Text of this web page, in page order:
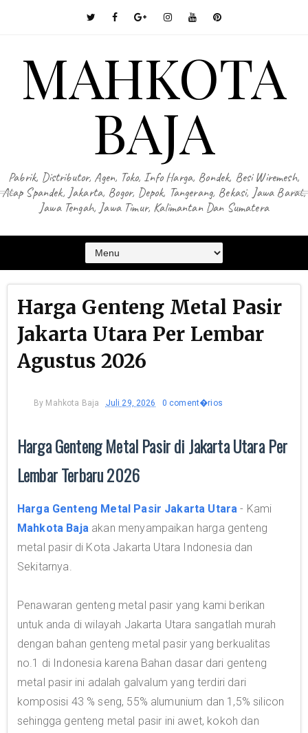
MAHKOTA
BAJA
Pabrik, Distributor, Agen, Toko, Info Harga, Bondek, Besi Wiremesh,
Atap Spandek, Jakarta, Bogor, Depok, Tangerang, Bekasi, Jawa Barat,
Jawa Tengah, Jawa Timur, Kalimantan Dan Sumatera
Harga Genteng Metal Pasir
Jakarta Utara Per Lembar
Agustus 2026
By Mahkota Baja Juli 29, 2026 0 coment�rios
Harga Genteng Metal Pasir di Jakarta Utara Per
Lembar Terbaru 2026
Harga Genteng Metal Pasir Jakarta Utara - Kami
Mahkota Bajaakan menyampaikan harga genteng
metal pasir di Kota Jakarta Utara Indonesia dan
Sekitarnya.
Penawaran genteng metal pasir yang kami berikan
untuk anda di wilayah Jakarta Utara sangatlah murah
dengan bahan genteng metal pasir yang berkualitas
no.1 di Indonesia karena Bahan dasar dari genteng
metal pasir ini adalah galvalum yang terdiri dari
komposisi 43 % seng, 55% alumunium dan 1,5% silicon
sehingga genteng metal pasir ini awet, kokoh dan